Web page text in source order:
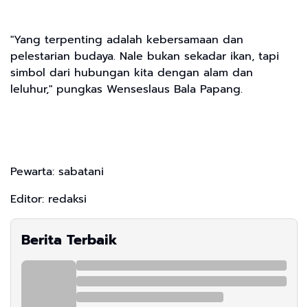
"Yang terpenting adalah kebersamaan dan
pelestarian budaya. Nale bukan sekadar ikan, tapi
simbol dari hubungan kita dengan alam dan
leluhur," pungkas Wenseslaus Bala Papang.
Pewarta: sabatani
Editor: redaksi
Berita Terbaik